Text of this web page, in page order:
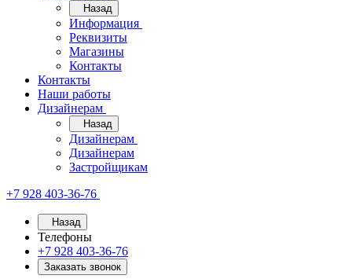
Назад
Информация
Реквизиты
Магазины
Контакты
Контакты
Наши работы
Дизайнерам
Назад
Дизайнерам
Дизайнерам
Застройщикам
+7 928 403-36-76
Назад
Телефоны
+7 928 403-36-76
Заказать звонок